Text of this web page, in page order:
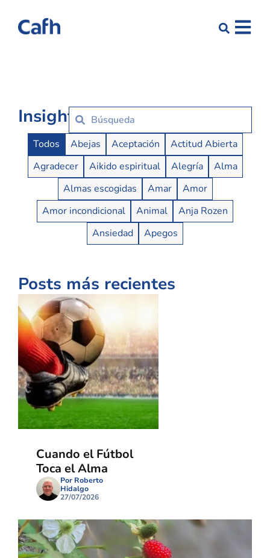
Insights
Insights Buttons
Todos Abejas Aceptación
Actitud Abierta
Agradecer
Aikido espiritual Alegría
Alma
Almas escogidas
Amar
Amor
Amor incondicional
Animal
Anja Rozen
Ansiedad
Apegos
Posts más recientes
Cuando el Fútbol
Toca el Alma
Por Roberto
Hidalgo
27/07/2026